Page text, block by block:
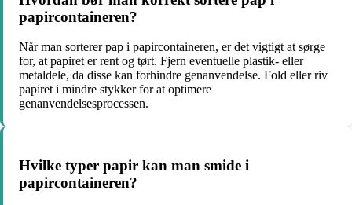
papircontaineren?
Når man sorterer pap i papircontaineren, er det vigtigt at sørge
for, at papiret er rent og tørt. Fjern eventuelle plastik- eller
metaldele, da disse kan forhindre genanvendelse. Fold eller riv
papiret i mindre stykker for at optimere
genanvendelsesprocessen.
Hvilke typer papir kan man smide i
papircontaineren?